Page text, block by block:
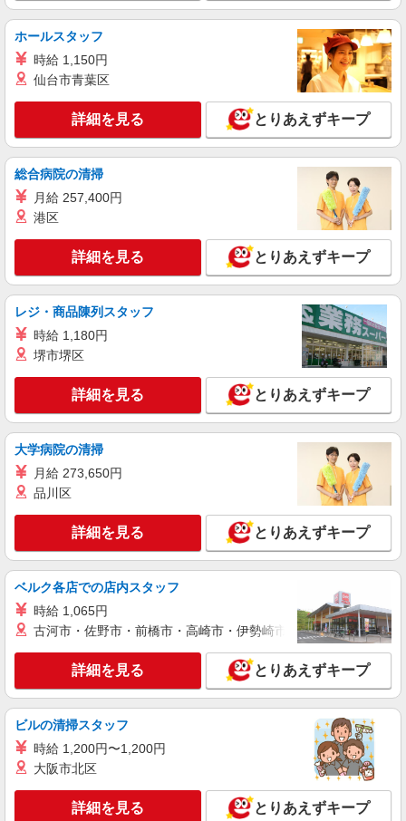
ホールスタッフ
時給 1,150円
仙台市青葉区
詳細を見る とりあえずキープ
総合病院の清掃
月給 257,400円
港区
詳細を見る とりあえずキープ
レジ・商品陳列スタッフ
時給 1,180円
堺市堺区
詳細を見る とりあえずキープ
大学病院の清掃
月給 273,650円
品川区
詳細を見る とりあえずキープ
ベルク各店での店内スタッフ
時給 1,065円
古河市・佐野市・前橋市・高崎市・伊勢崎市・太田市・館林市
詳細を見る とりあえずキープ
ビルの清掃スタッフ
時給 1,200円〜1,200円
大阪市北区
詳細を見る とりあえずキープ